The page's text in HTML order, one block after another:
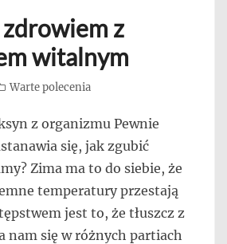
zdrowiem z
witalnym
Warte polecenia
z organizmu Pewnie
się, jak zgubić
Zima ma to do siebie, że
temperatury przestają
jest to, że tłuszcz z
nam się w różnych partiach